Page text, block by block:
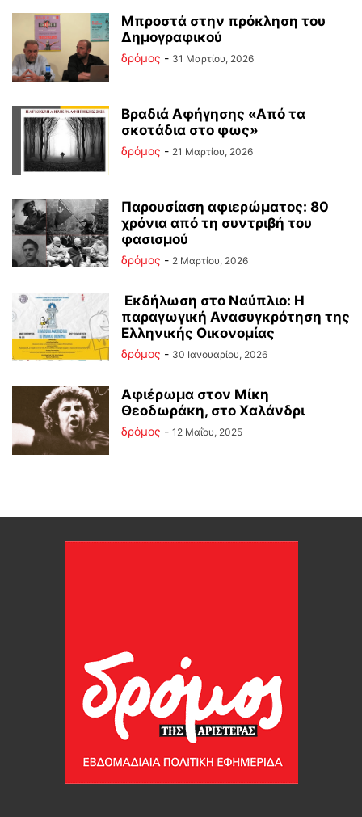
Μπροστά στην πρόκληση του
Δημογραφικού
δρόμος - 31 Μαρτίου, 2026
Βραδιά Αφήγησης «Από τα
σκοτάδια στο φως»
δρόμος - 21 Μαρτίου, 2026
Παρουσίαση αφιερώματος: 80
χρόνια από τη συντριβή του
φασισμού
δρόμος - 2 Μαρτίου, 2026
Εκδήλωση στο Ναύπλιο: Η
παραγωγική Ανασυγκρότηση της
Ελληνικής Οικονομίας
δρόμος - 30 Ιανουαρίου, 2026
Αφιέρωμα στον Μίκη
Θεοδωράκη, στο Χαλάνδρι
δρόμος - 12 Μαΐου, 2025